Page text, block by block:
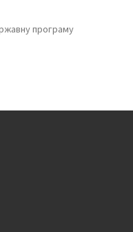
програму